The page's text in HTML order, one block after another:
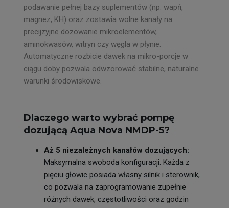
podawanie pełnej bazy suplementów (np. wapń,
magnez, KH) oraz zostawia wolne kanały na
precijzyjne dozowanie mikroelementów,
aminokwasów, witryn czy węgla w płynie.
Automatyczne rozbicie dawek na mikro-porcje w
ciągu doby pozwala odwzorować stabilne, naturalne
warunki środowiskowe.
Dlaczego warto wybrać pompę
dozującą Aqua Nova NMDP-5?
Aż 5 niezależnych kanałów dozujących:
Maksymalna swoboda konfiguracji. Każda z
pięciu głowic posiada własny silnik i sterownik,
co pozwala na zaprogramowanie zupełnie
różnych dawek, częstotliwości oraz godzin